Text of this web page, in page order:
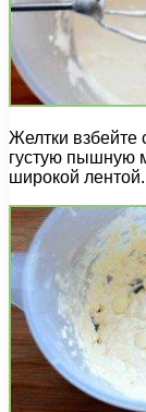
Желтки взбейте
густую пышную
широкой лентой.